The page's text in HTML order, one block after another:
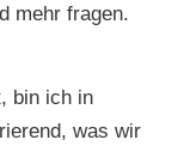
mehr fragen.
bin ich in
was wir